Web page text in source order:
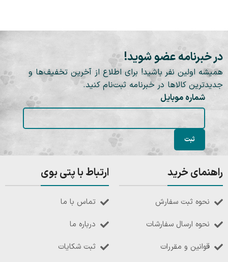
در خبرنامه عضو شوید!
همیشه اولین نفر باشید! برای اطلاع از آخرین تخفیف‌ها و
جدیدترین کالاها در خبرنامه ثبت‌نام کنید.
شماره موبایل
راهنمای خرید
نحوه ثبت سفارش
نحوه ارسال سفارشات
قوانین و مقررات
ارتباط با پتی بوی
تماس با ما
درباره ما
ثبت شکایات